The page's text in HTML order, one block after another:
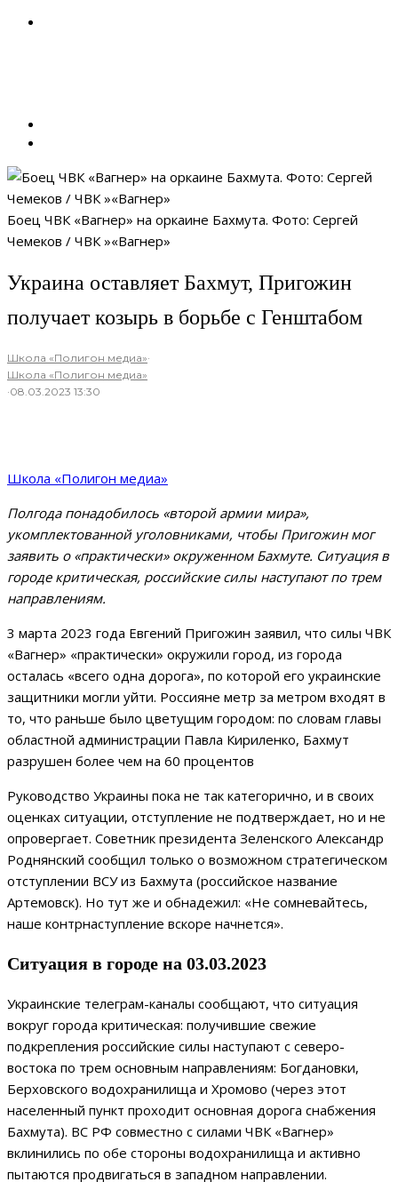
Боец ЧВК «Вагнер» на оркаине Бахмута. Фото: Сергей
Чемеков / ЧВК »«Вагнер»
Украина оставляет Бахмут, Пригожин
получает козырь в борьбе с Генштабом
Школа «Полигон медиа»·
Школа «Полигон медиа»
·08.03.2023 13:30
Школа «Полигон медиа»
Полгода понадобилось «второй армии мира»,
укомплектованной уголовниками, чтобы Пригожин мог
заявить о «практически» окруженном Бахмуте. Cитуация в
городе критическая, российские силы наступают по трем
направлениям.
3 марта 2023 года Евгений Пригожин заявил, что силы ЧВК
«Вагнер» «практически» окружили город, из города
осталась «всего одна дорога», по которой его украинские
защитники могли уйти. Россияне метр за метром входят в
то, что раньше было цветущим городом: по словам главы
областной администрации Павла Кириленко, Бахмут
разрушен более чем на 60 процентов
Руководство Украины пока не так категорично, и в своих
оценках ситуации, отступление не подтверждает, но и не
опровергает. Советник президента Зеленского Александр
Роднянский сообщил только о возможном стратегическом
отступлении ВСУ из Бахмута (российское название
Артемовск). Но тут же и обнадежил: «Не сомневайтесь,
наше контрнаступление вскоре начнется».
Ситуация в городе на 03.03.2023
Украинские телеграм-каналы сообщают, что ситуация
вокруг города критическая: получившие свежие
подкрепления российские силы наступают с северо-
востока по трем основным направлениям: Богдановки,
Берховского водохранилища и Хромово (через этот
населенный пункт проходит основная дорога снабжения
Бахмута). ВС РФ совместно с силами ЧВК «Вагнер»
вклинились по обе стороны водохранилища и активно
пытаются продвигаться в западном направлении.